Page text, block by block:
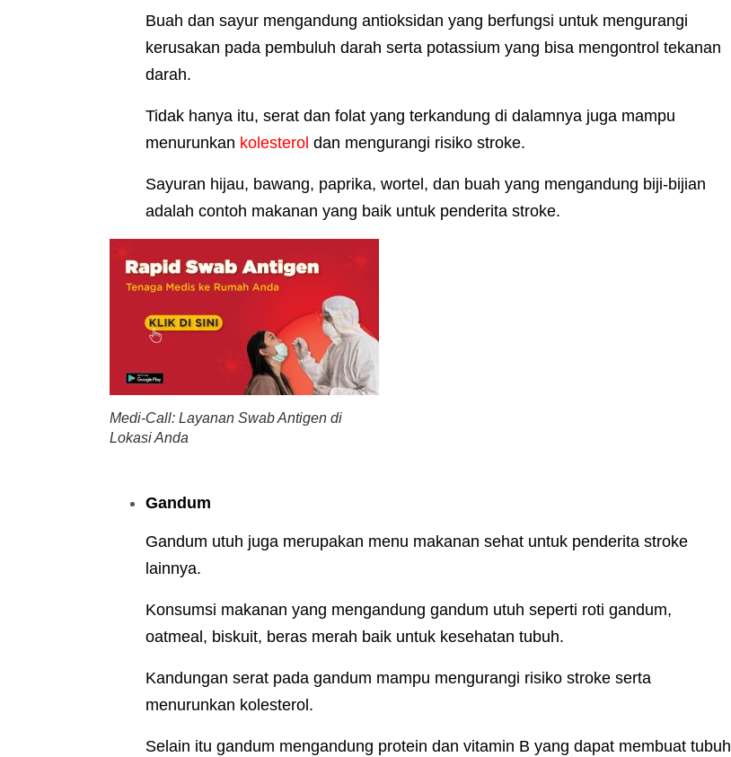
Buah dan sayur mengandung antioksidan yang berfungsi untuk mengurangi
kerusakan pada pembuluh darah serta potassium yang bisa mengontrol tekanan
darah.
Tidak hanya itu, serat dan folat yang terkandung di dalamnya juga mampu
menurunkan kolesterol dan mengurangi risiko stroke.
Sayuran hijau, bawang, paprika, wortel, dan buah yang mengandung biji-bijian
adalah contoh makanan yang baik untuk penderita stroke.
Medi-Call: Layanan Swab Antigen di
Lokasi Anda
Gandum
Gandum utuh juga merupakan menu makanan sehat untuk penderita stroke
lainnya.
Konsumsi makanan yang mengandung gandum utuh seperti roti gandum,
oatmeal, biskuit, beras merah baik untuk kesehatan tubuh.
Kandungan serat pada gandum mampu mengurangi risiko stroke serta
menurunkan kolesterol.
Selain itu gandum mengandung protein dan vitamin B yang dapat membuat tubuh